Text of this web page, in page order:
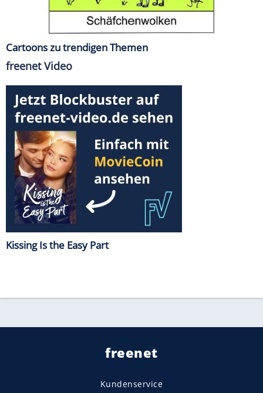
Cartoons zu trendigen Themen
freenet Video
Kissing Is the Easy Part
freenet
Kundenservice